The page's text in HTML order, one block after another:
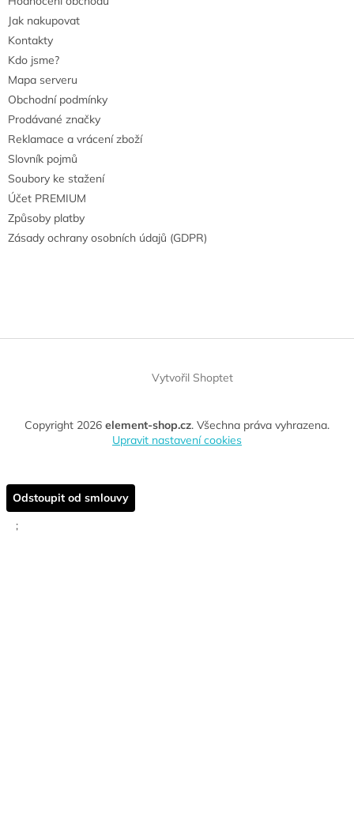
Jak nakupovat
Kontakty
Kdo jsme?
Mapa serveru
Obchodní podmínky
Prodávané značky
Reklamace a vrácení zboží
Slovník pojmů
Soubory ke stažení
Účet PREMIUM
Způsoby platby
Zásady ochrany osobních údajů (GDPR)
Vytvořil Shoptet
Copyright 2026 element-shop.cz. Všechna práva vyhrazena.
Upravit nastavení cookies
Odstoupit od smlouvy
;